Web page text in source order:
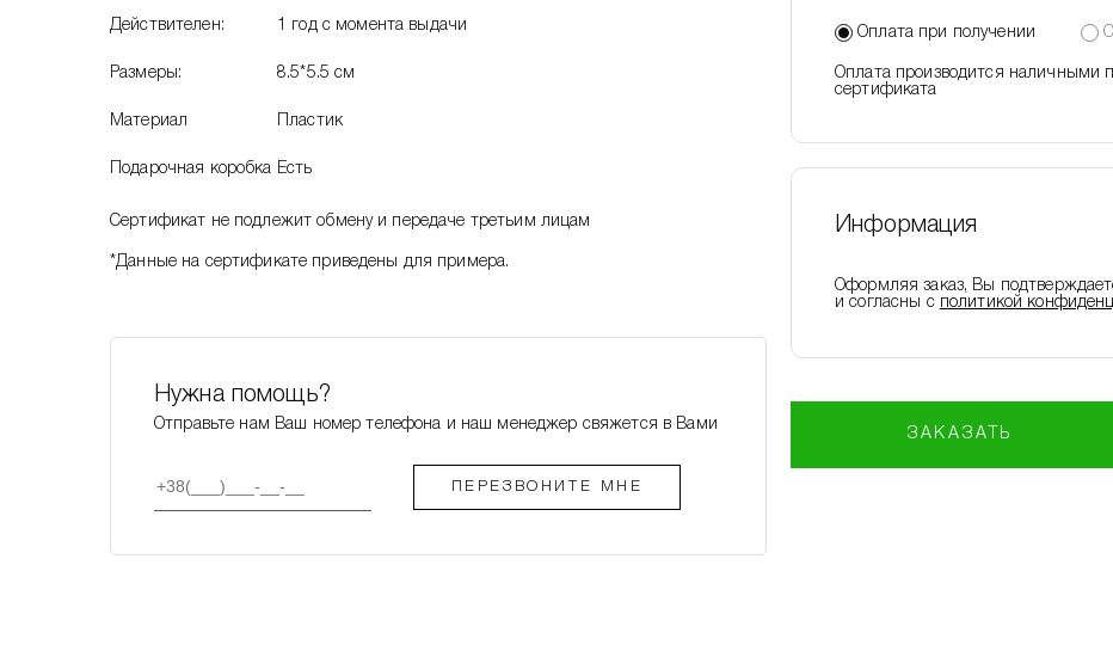
Действителен: 1 год с момента выдачи
Размеры: 8.5*5.5 см
Материал Пластик
Подарочная коробка Есть
Сертификат не подлежит обмену и передаче третьим лицам
*Данные на сертификате приведены для примера.
Нужна помощь?
Отправьте нам Ваш номер телефона и наш менеджер свяжется в Вами
ПЕРЕЗВОНИТЕ МНЕ
Оплата при получении
Оплата производится наличными
сертификата
Информация
Оформляя заказ, Вы
и согласны с политикой
ЗАКАЗАТЬ